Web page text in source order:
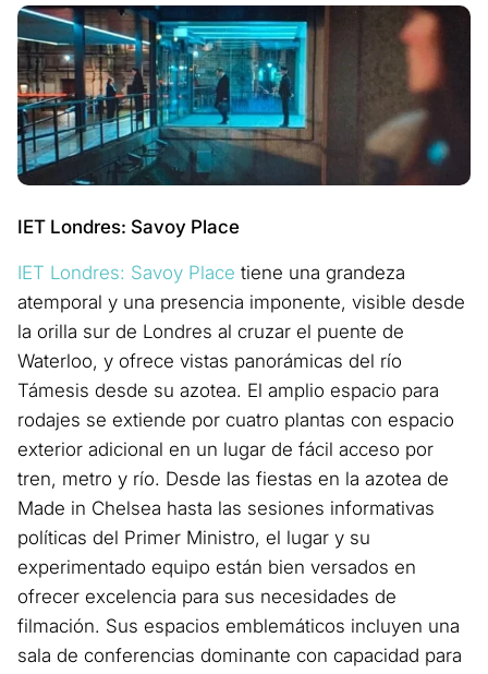
IET Londres: Savoy Place
IET Londres: Savoy Place tiene una grandeza
atemporal y una presencia imponente, visible desde
la orilla sur de Londres al cruzar el puente de
Waterloo, y ofrece vistas panorámicas del río
Támesis desde su azotea. El amplio espacio para
rodajes se extiende por cuatro plantas con espacio
exterior adicional en un lugar de fácil acceso por
tren, metro y río. Desde las fiestas en la azotea de
Made in Chelsea hasta las sesiones informativas
políticas del Primer Ministro, el lugar y su
experimentado equipo están bien versados en
ofrecer excelencia para sus necesidades de
filmación. Sus espacios emblemáticos incluyen una
sala de conferencias dominante con capacidad para